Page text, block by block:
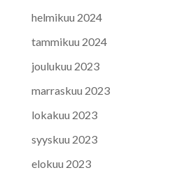
helmikuu 2024
tammikuu 2024
joulukuu 2023
marraskuu 2023
lokakuu 2023
syyskuu 2023
elokuu 2023